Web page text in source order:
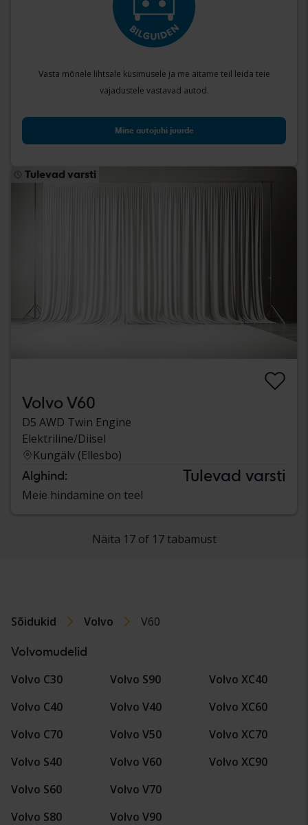
Vasta mõnele lihtsale küsimusele ja me aitame teil leida teie
vajadustele vastavad autod.
Mine autojuhi juurde
Tulevad varsti
Volvo V60
D5 AWD Twin Engine
Elektriline/Diisel
Kungälv (Ellesbo)
Alghind: Tulevad varsti
Meie hindamine on teel
Näita 17 of 17 tabamust
Sõidukid Volvo V60
Volvomudelid
Volvo C30
Volvo C40
Volvo C70
Volvo S40
Volvo S60
Volvo S80
Volvo S90
Volvo V40
Volvo V50
Volvo V60
Volvo V70
Volvo V90
Volvo XC40
Volvo XC60
Volvo XC70
Volvo XC90